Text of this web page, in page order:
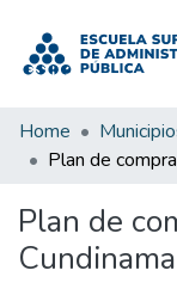
Home
Plan de